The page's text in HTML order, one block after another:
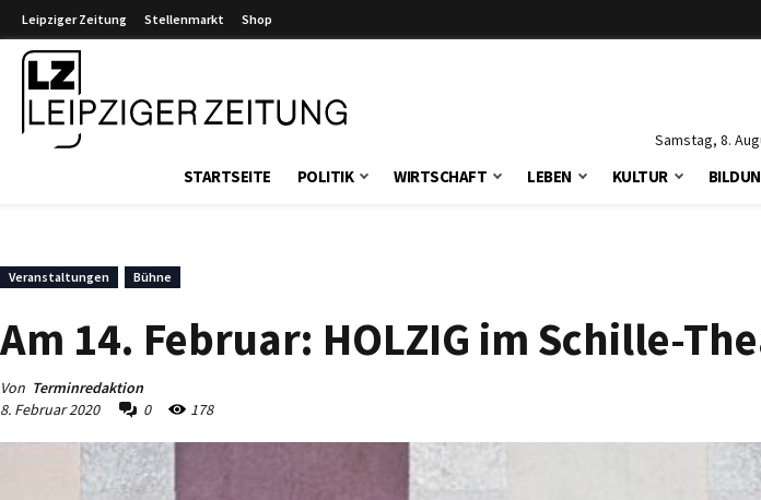
Leipziger Zeitung Stellenmarkt Shop
Samstag, 8.
STARTSEITE POLITIK WIRTSCHAFT LEBEN KULTUR
Veranstaltungen Bühne
Am 14. Februar: HOLZIG im Schille-
Von Terminredaktion
8. Februar 2020
0 178